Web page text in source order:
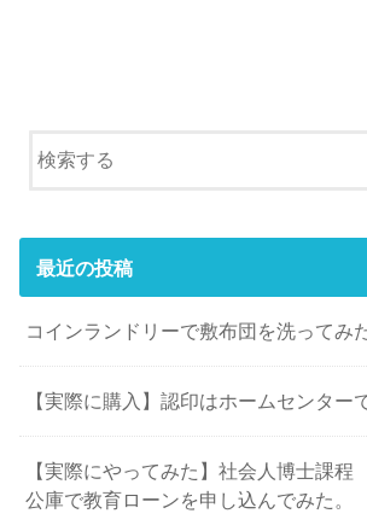
最近の投稿
コインランドリーで敷布団を洗ってみ
【実際に購入】認印はホームセンター
【実際にやってみた】社会人博士課
公庫で教育ローンを申し込んでみた。